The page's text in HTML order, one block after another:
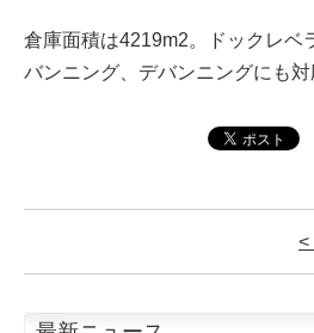
倉庫面積は4219m2。ドックレベ
バンニング、デバンニングにも
<